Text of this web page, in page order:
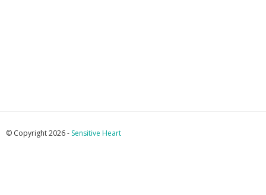
© Copyright 2026 - Sensitive Heart